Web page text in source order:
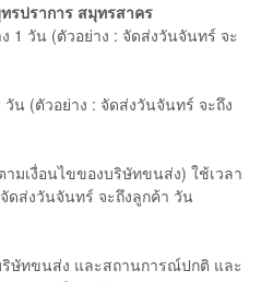
รปราการ สมุทรสาคร
1 วัน (ตัวอย่าง : จัดส่งวันจันทร์ จะ
น (ตัวอย่าง : จัดส่งวันจันทร์ จะถึง
ามเงื่อนไขของบริษัทขนส่ง) ใช้เวลา
ดส่งวันจันทร์ จะถึงลูกค้า วัน
ริษัทขนส่ง และสถานการณ์ปกติ และ